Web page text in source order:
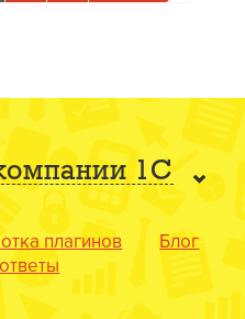
1С
плагинов
Блог